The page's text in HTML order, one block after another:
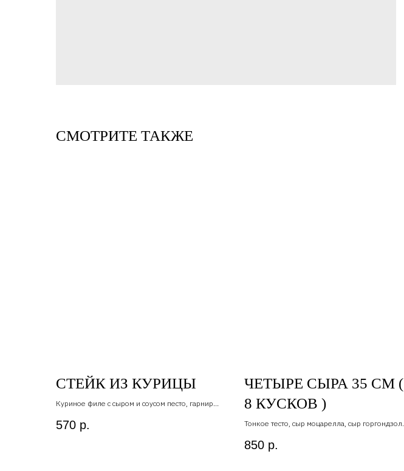
СМОТРИТЕ ТАКЖЕ
СТЕЙК ИЗ КУРИЦЫ
Куриное филе с сыром и соусом песто, гарнир
570 р.
ЧЕТЫРЕ СЫРА 35 СМ (
8 КУСКОВ )
Тонкое тесто, сыр моцарелла, сыр горгондзола
850 р.